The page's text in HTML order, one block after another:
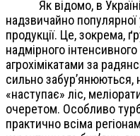
Як відомо, в
надзвичайно популярної
продукції. Це, зокрема,
надмірного
агрохімікатами за
сильно забур’янюються,
«наступає» ліс,
очеретом. Особливо
практично всіма